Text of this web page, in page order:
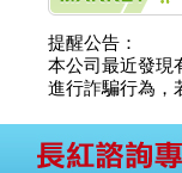
華旭先進:
碩通散熱股
公告董事會
向關係
華旭先進:
碩通散熱
公告向關
提醒公告：
本公司最近發現
進行詐騙行為，